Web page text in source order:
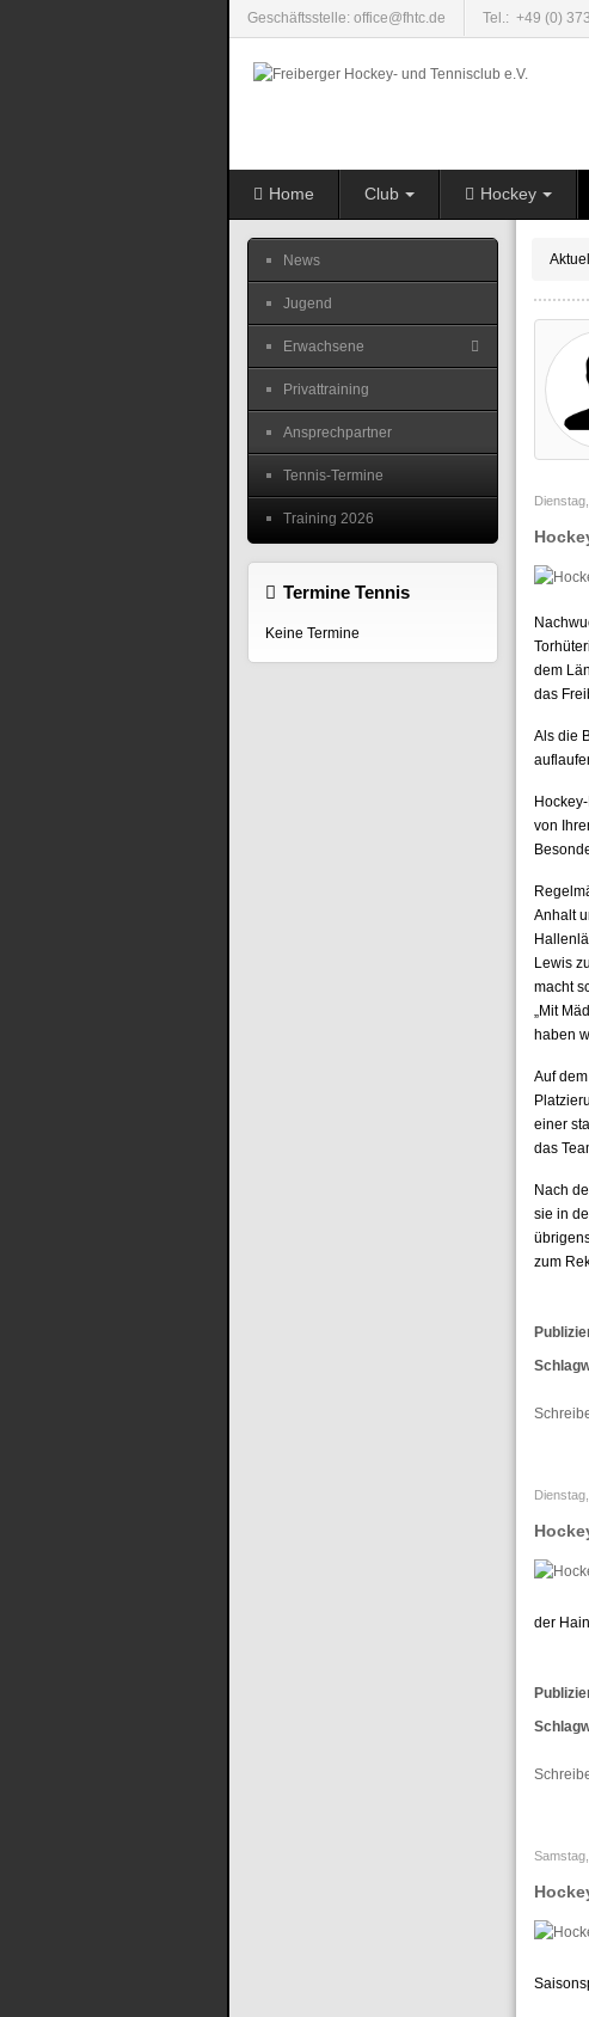
Geschäftsstelle: office@fhtc.de Tel.: +49 (0)
Home Club Hockey
dem
das
Als die
von
Anhalt
Lewis
macht
„Mit
haben
Auf
einer
das
Nach
sie in
zum
der
News
Jugend
Erwachsene
Privattraining
Ansprechpartner
Tennis-Termine
Training 2026
Termine Tennis
Keine Termine